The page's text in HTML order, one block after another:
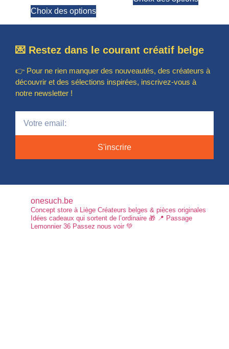
Choix des options
💌 Restez dans le courant créatif belge
👉 Pour ne rien manquer des nouveautés, des créateurs à
découvrir et des sélections inspirées, inscrivez-vous à
notre newsletter !
S'inscrire
onesuch.be
Concept store à Liège Créateurs belges & pièces originales
Idées cadeaux qui sortent de l’ordinaire 🎁 📍 Passage
Lemonnier 36 Passez nous voir 💚